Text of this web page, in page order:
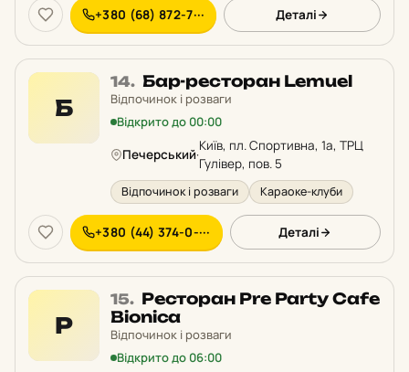
+380 (68) 872-7··· Деталі
Б
14. Місце
14
у
рейтингу:
Бар-ресторан Lemuel
Відпочинок і розваги
Відкрито до 00:00
Печерський·
Київ, пл. Спортивна, 1а, ТРЦ
Гулівер, пов. 5
Відпочинок і розваги Караоке-клуби
+380 (44) 374-0-··· Деталі
Р
15. Місце
15
у
рейтингу:
Ресторан Pre Party Cafe
Bionica
Відпочинок і розваги
Відкрито до 06:00